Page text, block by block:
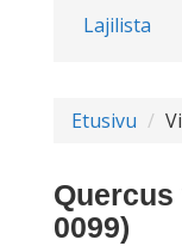
Lajilista
Etusivu
Quercus
0099)